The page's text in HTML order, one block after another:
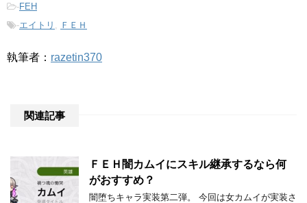
-FEH
-エイトリ ＦＥＨ
執筆者： razetin370
関連記事
ＦＥＨ闇カムイにスキル継承するなら何
がおすすめ？
闇堕ちキャラ実装第二弾。 今回は女カムイが実装さ